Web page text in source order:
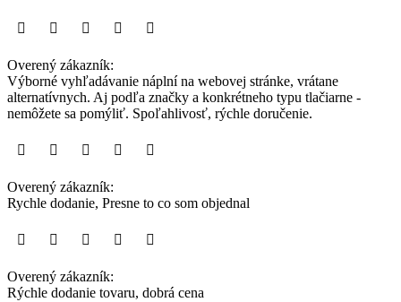
Overený zákazník:
Výborné vyhľadávanie náplní na webovej stránke, vrátane
alternatívnych. Aj podľa značky a konkrétneho typu tlačiarne -
nemôžete sa pomýliť. Spoľahlivosť, rýchle doručenie.
Overený zákazník:
Rychle dodanie, Presne to co som objednal
Overený zákazník:
Rýchle dodanie tovaru, dobrá cena